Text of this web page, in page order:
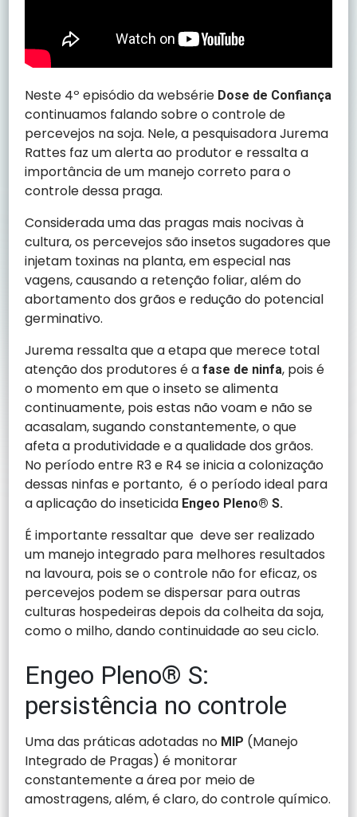
Neste 4º episódio da websérie Dose de Confiança
continuamos falando sobre o controle de
percevejos na soja. Nele, a pesquisadora Jurema
Rattes faz um alerta ao produtor e ressalta a
importância de um manejo correto para o
controle dessa praga.
Considerada uma das pragas mais nocivas à
cultura, os percevejos são insetos sugadores que
injetam toxinas na planta, em especial nas
vagens, causando a retenção foliar, além do
abortamento dos grãos e redução do potencial
germinativo.
Jurema ressalta que a etapa que merece total
atenção dos produtores é afase de ninfa, pois é
o momento em que o inseto se alimenta
continuamente, pois estas não voam e não se
acasalam, sugando constantemente, o que
afeta a produtividade e a qualidade dos grãos.
No período entre R3 e R4 se inicia a colonização
dessas ninfas e portanto, é o período ideal para
a aplicação do inseticida Engeo Pleno® S.
É importante ressaltar que deve ser realizado
um manejo integrado para melhores resultados
na lavoura, pois se o controle não for eficaz, os
percevejos podem se dispersar para outras
culturas hospedeiras depois da colheita da soja,
como o milho, dando continuidade ao seu ciclo.
Engeo Pleno® S:
persistência no controle
Uma das práticas adotadas no MIP (Manejo
Integrado de Pragas) é monitorar
constantemente a área por meio de
amostragens, além, é claro, do controle químico.